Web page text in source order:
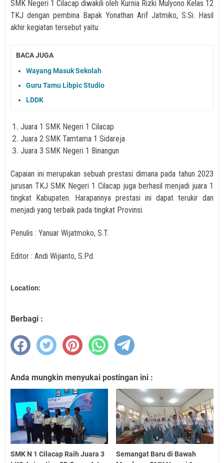
SMK Negeri 1 Cilacap diwakili oleh Kurnia Rizki Mulyono Kelas 12
TKJ dengan pembina Bapak Yonathan Arif Jatmiko, S.Si. Hasil
akhir kegiatan tersebut yaitu:
BACA JUGA
Wayang Masuk Sekolah
Guru Tamu Libpic Studio
LDDK
Juara 1 SMK Negeri 1 Cilacap
Juara 2 SMK Tamtama 1 Sidareja
Juara 3 SMK Negeri 1 Binangun
Capaian ini merupakan sebuah prestasi dimana pada tahun 2023
jurusan TKJ SMK Negeri 1 Cilacap juga berhasil menjadi juara 1
tingkat Kabupaten. Harapannya prestasi ini dapat terukir dan
menjadi yang terbaik pada tingkat Provinsi.
Penulis : Yanuar Wijatmoko, S.T.
Editor : Andi Wijianto, S.Pd.
Location:
Berbagi :
Anda mungkin menyukai postingan ini :
SMK N 1 Cilacap Raih Juara 3
Semangat Baru di Bawah